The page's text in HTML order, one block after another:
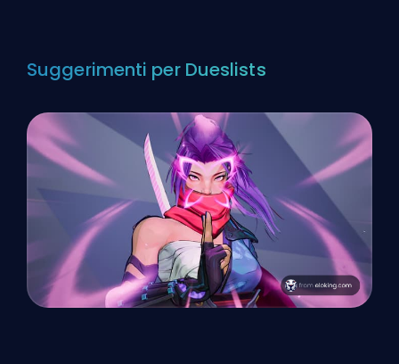
Suggerimenti per Dueslists